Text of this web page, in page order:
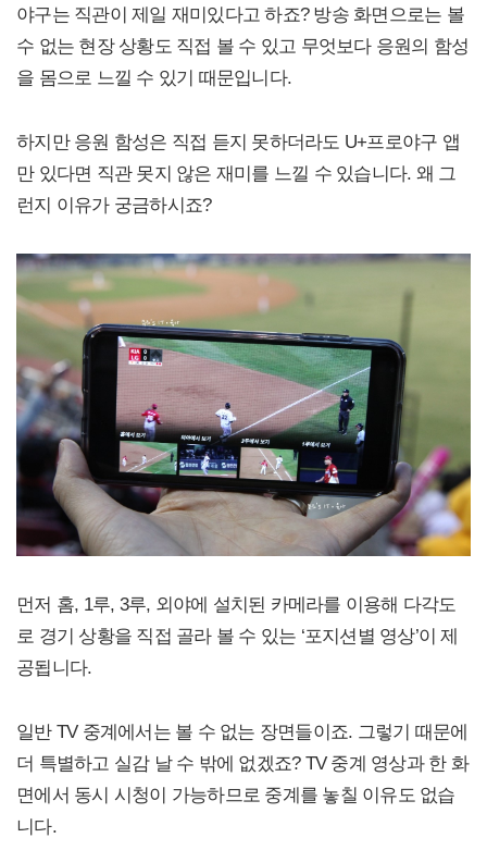
야구는 직관이 제일 재미있다고 하죠? 방송 화면으로는 볼
수 없는 현장 상황도 직접 볼 수 있고 무엇보다 응원의 함성
을 몸으로 느낄 수 있기 때문입니다.
하지만 응원 함성은 직접 듣지 못하더라도 U+프로야구 앱
만 있다면 직관 못지 않은 재미를 느낄 수 있습니다. 왜 그
런지 이유가 궁금하시죠?
먼저 홈, 1루, 3루, 외야에 설치된 카메라를 이용해 다각도
로 경기 상황을 직접 골라 볼 수 있는 ‘포지션별 영상’이 제
공됩니다.
일반 TV 중계에서는 볼 수 없는 장면들이죠. 그렇기 때문에
더 특별하고 실감 날 수 밖에 없겠죠? TV 중계 영상과 한 화
면에서 동시 시청이 가능하므로 중계를 놓칠 이유도 없습
니다.